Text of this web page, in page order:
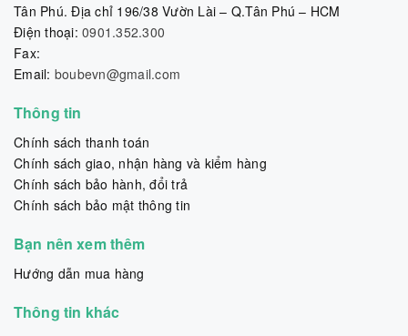
Tân Phú. Địa chỉ 196/38 Vườn Lài – Q.Tân Phú – HCM
Điện thoại: 0901.352.300
Fax:
Email: boubevn@gmail.com
Thông tin
Chính sách thanh toán
Chính sách giao, nhận hàng và kiểm hàng
Chính sách bảo hành, đổi trả
Chính sách bảo mật thông tin
Bạn nên xem thêm
Hướng dẫn mua hàng
Thông tin khác